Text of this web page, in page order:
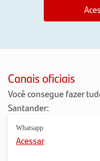
Canais oficiais
Você consegue fazer
Santander:
Whatsapp
Acessar